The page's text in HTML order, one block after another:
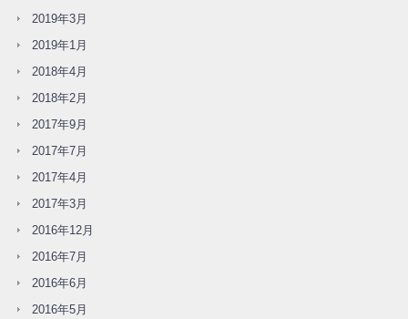
2019年3月
2019年1月
2018年4月
2018年2月
2017年9月
2017年7月
2017年4月
2017年3月
2016年12月
2016年7月
2016年6月
2016年5月